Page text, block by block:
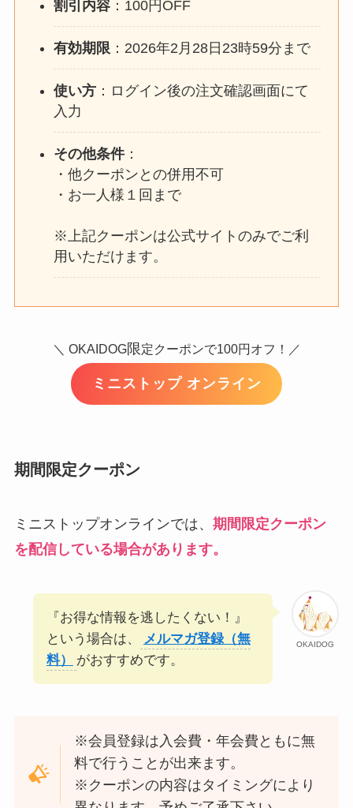
割引内容 ：100円OFF
有効期限 ：2026年2月28日23時59分まで
使い方 ：ログイン後の注文確認画面にて
入力
その他条件 ：
・他クーポンとの併用不可
・お一人様１回まで
※上記クーポンは公式サイトのみでご利
用いただけます。
＼ OKAIDOG限定クーポンで100円オフ！／
ミニストップ オンライン
期間限定クーポン
ミニストップオンラインでは、 期間限定クーポン
を配信している場合があります。
OKAIDOG
『お得な情報を逃したくない！』
という場合は、
メルマガ登録（無
料）
がおすすめです。
※会員登録は入会費・年会費ともに無
料で行うことが出来ます。
※クーポンの内容はタイミングにより